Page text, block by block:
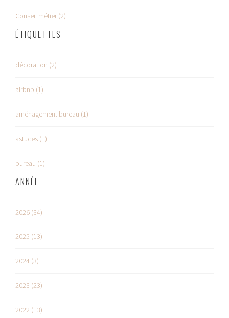
Conseil métier (2)
ÉTIQUETTES
décoration (2)
airbnb (1)
aménagement bureau (1)
astuces (1)
bureau (1)
ANNÉE
2026 (34)
2025 (13)
2024 (3)
2023 (23)
2022 (13)